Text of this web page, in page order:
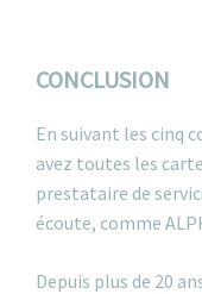
CONCLUSION
En suivant les cinq
avez toutes les
prestataire de
écoute, comme
Depuis plus de 20